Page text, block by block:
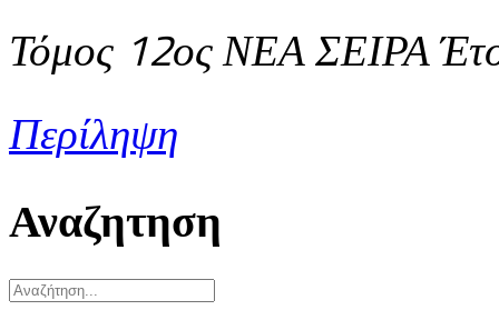
Τόμος 12ος ΝΕΑ ΣΕΙΡΑ
Περίληψη
Αναζητηση